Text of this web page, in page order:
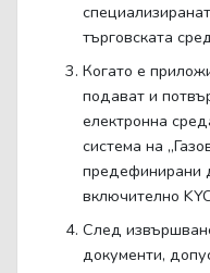
търговската
Когато е
подават и
електронна
система на
предефинирани
включително
След
документи,